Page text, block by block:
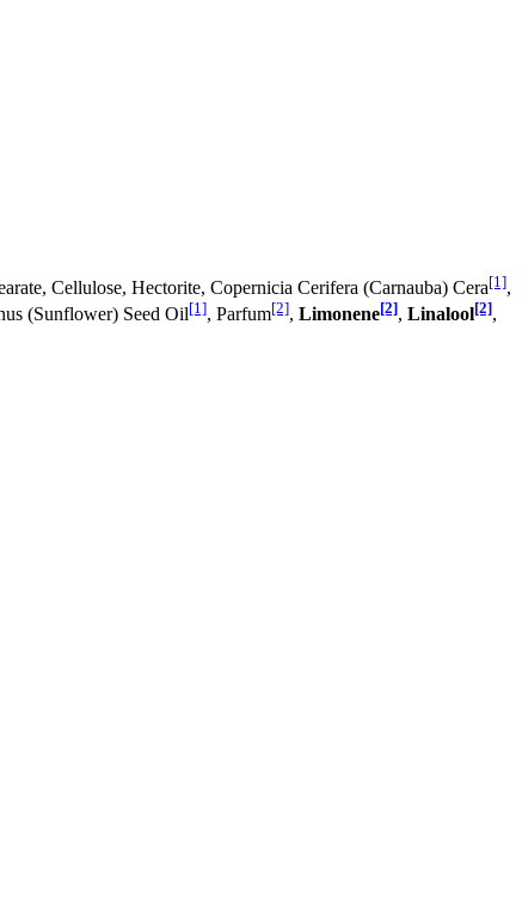
Cellulose, Hectorite, Copernicia Cerifera (Carnauba) Cera[1],
(Sunflower) Seed Oil[1], Parfum[2], Limonene[2], Linalool[2],